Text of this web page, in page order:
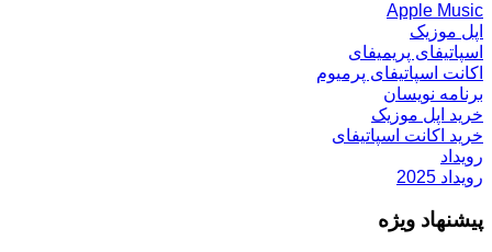
Apple Music
اپل موزیک
اسپاتیفای پریمیفای
اکانت اسپاتیفای پرمیوم
برنامه نویسان
خرید اپل موزیک
خرید اکانت اسپاتیفای
رویداد
رویداد 2025
پیشنهاد ویژه